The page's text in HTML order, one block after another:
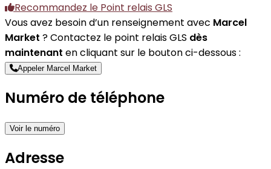
Recommandez le Point relais GLS
Vous avez besoin d’un renseignement avec Marcel
Market ? Contactez le point relais GLS dès
maintenant en cliquant sur le bouton ci-dessous :
Appeler Marcel Market
Numéro de téléphone
Voir le numéro
Adresse